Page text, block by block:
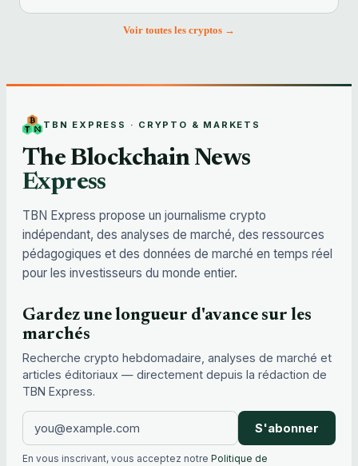
Voir toutes les cryptos →
TBN EXPRESS · CRYPTO & MARKETS
The Blockchain News
Express
TBN Express propose un journalisme crypto
indépendant, des analyses de marché, des ressources
pédagogiques et des données de marché en temps réel
pour les investisseurs du monde entier.
Gardez une longueur d'avance sur les
marchés
Recherche crypto hebdomadaire, analyses de marché et
articles éditoriaux — directement depuis la rédaction de
TBN Express.
S'abonner
En vous inscrivant, vous acceptez notre Politique de